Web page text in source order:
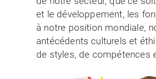
et le développement, les
à notre position mondiale,
antécédents culturels et
de styles, de compétences